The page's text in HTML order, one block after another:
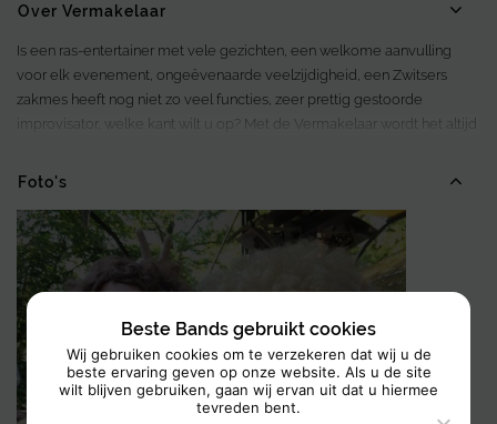
Over Vermakelaar
Is een ras-entertainer met vele gezichten, een welkome aanvulling
voor elk evenement, ongeëvenaarde veelzijdigheid, een Zwitsers
zakmes heeft nog niet zo veel functies, zeer prettig gestoorde
improvisator, welke kant wilt u op? Met de Vermakelaar wordt het altijd
goochelkampioenschappen, verbluffende animaties, eindelijk geen
Continu past De Vermakelaar zich als een kameleon aan; elk
evenement is weer anders en behoeft een frisse benadering.
U kent de Vermakelaar voornamelijk van zijn solo-optredens, maar
zoals u kunt zien werkt hij ook samen met vele collega’s als
muzikanten en acteurs. Alleen of samen, met De Vermakelaar haalt u
een absolute meerwaarde voor uw evenement in huis!
Foto's
Beste Bands gebruikt cookies
Wij gebruiken cookies om te verzekeren dat wij u de
beste ervaring geven op onze website. Als u de site
wilt blijven gebruiken, gaan wij ervan uit dat u hiermee
tevreden bent.